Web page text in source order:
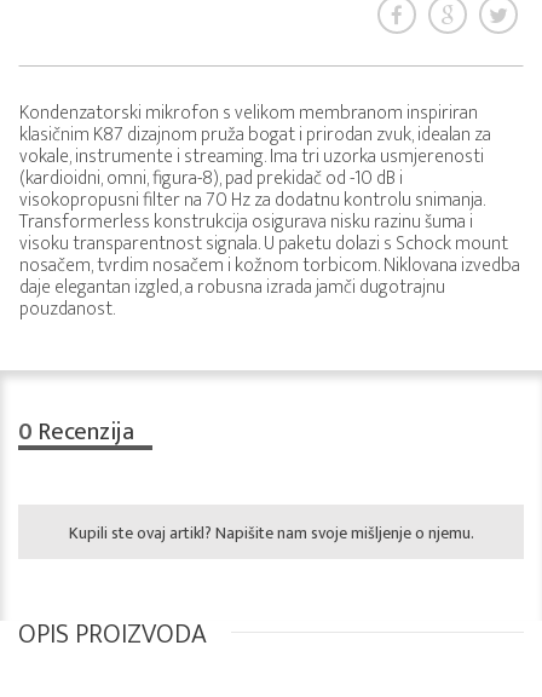
Kondenzatorski mikrofon s velikom membranom inspiriran
klasičnim K87 dizajnom pruža bogat i prirodan zvuk, idealan za
vokale, instrumente i streaming. Ima tri uzorka usmjerenosti
(kardioidni, omni, figura-8), pad prekidač od -10 dB i
visokopropusni filter na 70 Hz za dodatnu kontrolu snimanja.
Transformerless konstrukcija osigurava nisku razinu šuma i
visoku transparentnost signala. U paketu dolazi s Schock mount
nosačem, tvrdim nosačem i kožnom torbicom. Niklovana izvedba
daje elegantan izgled, a robusna izrada jamči dugotrajnu
pouzdanost.
0 Recenzija
Kupili ste ovaj artikl? Napišite nam svoje mišljenje o njemu.
OPIS PROIZVODA